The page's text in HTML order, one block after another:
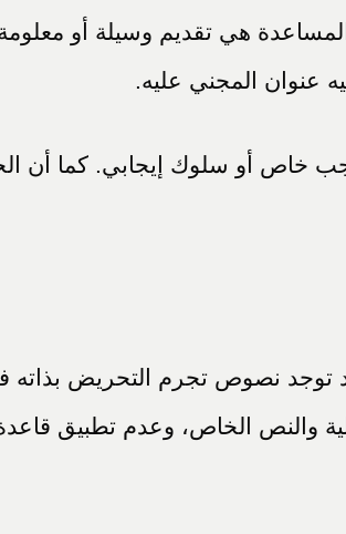
هي تقديم وسيلة أو معلومة
عنوان المجني عليه.
خاص أو سلوك إيجابي. كما أن
توجد نصوص تجرم التحريض
والنص الخاص، وعدم تطبيق